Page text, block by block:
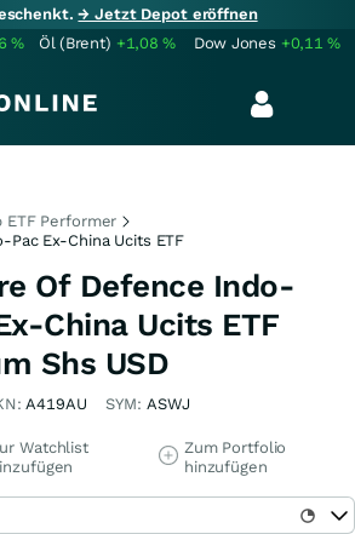
→ Jetzt Depot eröffnen
% Öl (Brent) +1,08% Dow Jones +0,11%
ETF Performer
Ex-China Ucits ETF
Of Defence Indo-
China Ucits ETF
Shs USD
A419AU SYM: ASWJ
Watchlist
Zum Portfolio
hinzufügen